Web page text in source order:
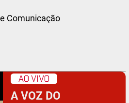
Comunicação
AO VIVO
A VOZ DO